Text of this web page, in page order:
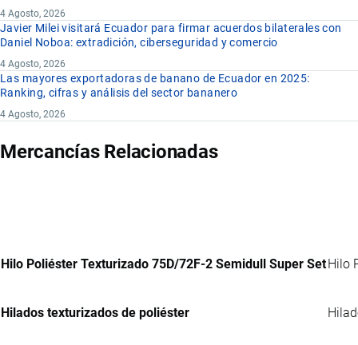
4 Agosto, 2026
Javier Milei visitará Ecuador para firmar acuerdos bilaterales con
Daniel Noboa: extradición, ciberseguridad y comercio
4 Agosto, 2026
Las mayores exportadoras de banano de Ecuador en 2025:
Ranking, cifras y análisis del sector bananero
4 Agosto, 2026
Mercancías Relacionadas
Hilo Poliéster Texturizado 75D/72F-2 Semidull Super Set Hilo
Hilados texturizados de poliéster